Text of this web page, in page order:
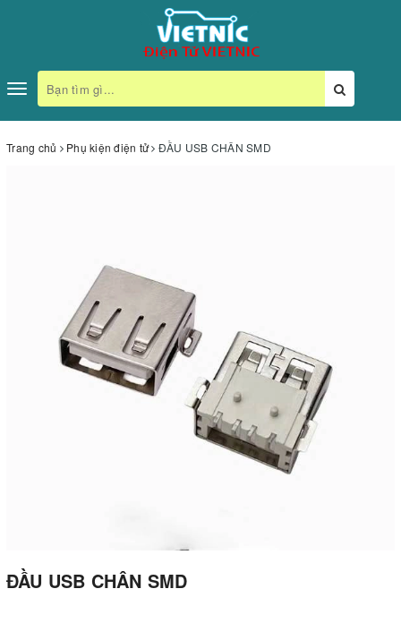
Toggle
navigation
Trang chủ Phụ kiện điện tử ĐẦU USB CHÂN SMD
ĐẦU USB CHÂN SMD